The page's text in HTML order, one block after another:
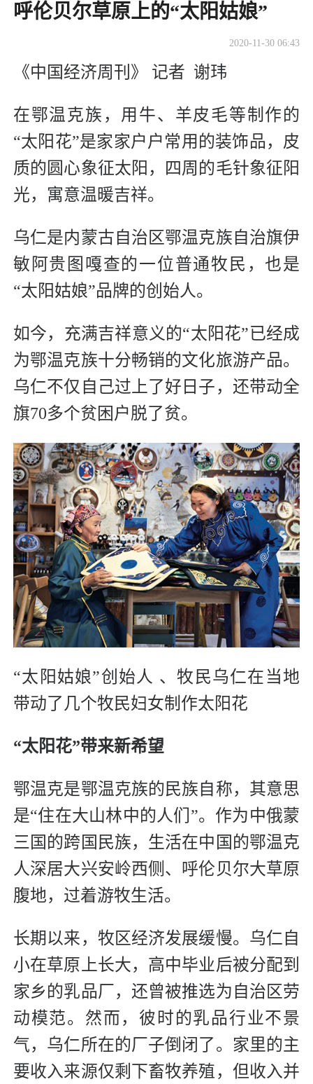
呼伦贝尔草原上的“太阳姑娘”
2020-11-30 06:43
《中国经济周刊》 记者 谢玮
在鄂温克族，用牛、羊皮毛等制作的
“太阳花”是家家户户常用的装饰品，皮
质的圆心象征太阳，四周的毛针象征阳
光，寓意温暖吉祥。
乌仁是内蒙古自治区鄂温克族自治旗伊
敏阿贵图嘎查的一位普通牧民，也是
“太阳姑娘”品牌的创始人。
如今，充满吉祥意义的“太阳花”已经成
为鄂温克族十分畅销的文化旅游产品。
乌仁不仅自己过上了好日子，还带动全
旗70多个贫困户脱了贫。
“太阳姑娘”创始人 、牧民乌仁在当地
带动了几个牧民妇女制作太阳花
“太阳花”带来新希望
鄂温克是鄂温克族的民族自称，其意思
是“住在大山林中的人们”。作为中俄蒙
三国的跨国民族，生活在中国的鄂温克
人深居大兴安岭西侧、呼伦贝尔大草原
腹地，过着游牧生活。
长期以来，牧区经济发展缓慢。乌仁自
小在草原上长大，高中毕业后被分配到
家乡的乳品厂，还曾被推选为自治区劳
动模范。然而，彼时的乳品行业不景
气，乌仁所在的厂子倒闭了。家里的主
要收入来源仅剩下畜牧养殖，但收入并